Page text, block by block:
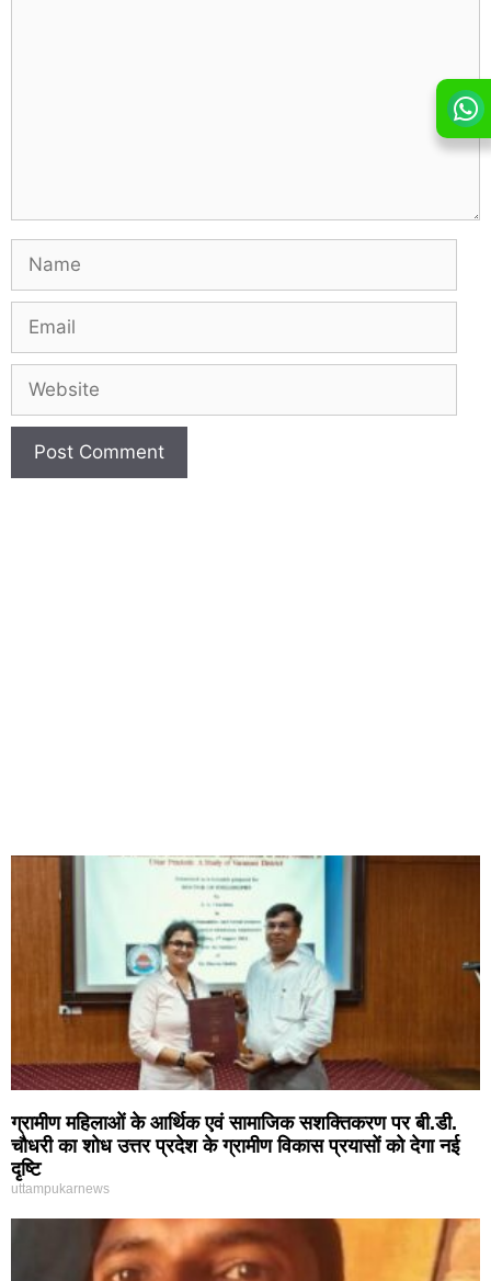
ग्रामीण महिलाओं के आर्थिक एवं सामाजिक सशक्तिकरण पर बी.डी.
चौधरी का शोध उत्तर प्रदेश के ग्रामीण विकास प्रयासों को देगा नई
दृष्टि
uttampukarnews